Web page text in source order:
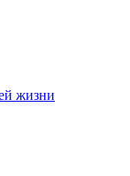
жизни